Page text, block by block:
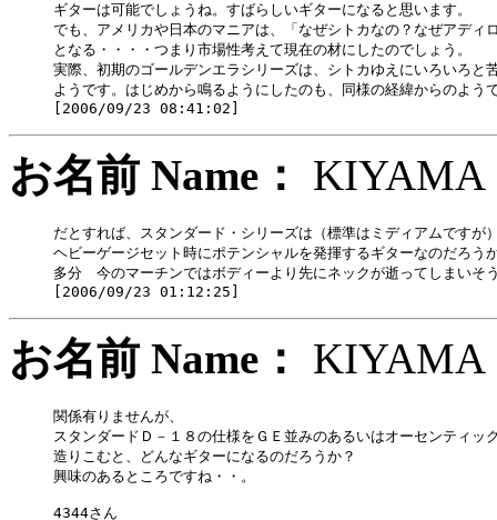
ギターは可能でしょうね。すばらしいギターになると思います。
でも、アメリカや日本のマニアは、「なぜシトカなの？なぜアディ
となる・・・・つまり市場性考えて現在の材にしたのでしょう。
実際、初期のゴールデンエラシリーズは、シトカゆえにいろいろと
ようです。はじめから鳴るようにしたのも、同様の経緯からのよう
お名前 Name：
だとすれば、スタンダード・シリーズは（標準はミディアムですが
ヘビーゲージセット時にポテンシャルを発揮するギターなのだろう
多分　今のマーチンではボディーより先にネックが逝ってしまいそ
お名前 Name：
関係有りませんが、
スタンダードＤ－１８の仕様をＧＥ並みのあるいはオーセンティッ
造りこむと、どんなギターになるのだろうか？
興味のあるところですね・・。
4344さん